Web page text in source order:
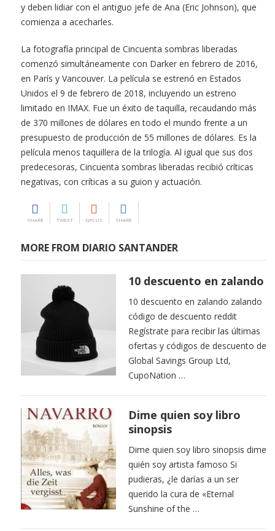
y deben lidiar con el antiguo jefe de Ana (Eric Johnson), que
comienza a acecharles.
La fotografía principal de Cincuenta sombras liberadas
comenzó simultáneamente con Darker en febrero de 2016,
en París y Vancouver. La película se estrenó en Estados
Unidos el 9 de febrero de 2018, incluyendo un estreno
limitado en IMAX. Fue un éxito de taquilla, recaudando más
de 370 millones de dólares en todo el mundo frente a un
presupuesto de producción de 55 millones de dólares. Es la
película menos taquillera de la trilogía. Al igual que sus dos
predecesoras, Cincuenta sombras liberadas recibió críticas
negativas, con críticas a su guion y actuación.
SHARE TWEET GPLUS SHARE
MORE FROM DIARIO SANTANDER
10 descuento en zalando
10 descuento en zalando zalando
código de descuento reddit
Regístrate para recibir las últimas
ofertas y códigos de descuento de
Global Savings Group Ltd,
CupoNation …
Dime quien soy libro
sinopsis
Dime quien soy libro sinopsis dime
quién soy artista famoso Si
pudieras, ¿le darías a un ser
querido la cura de «Eternal
Sunshine of the …